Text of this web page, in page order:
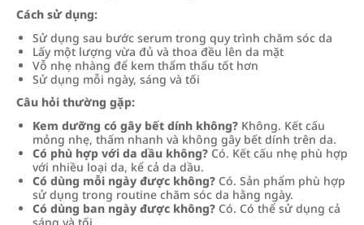
Cách sử dụng:
Sử dụng sau bước serum trong quy trình chăm sóc da
Lấy một lượng vừa đủ và thoa đều lên da mặt
Vỗ nhẹ nhàng để kem thẩm thấu tốt hơn
Sử dụng mỗi ngày, sáng và tối
Câu hỏi thường gặp:
Kem dưỡng có gây bết dính không? Không. Kết cấu
mỏng nhẹ, thấm nhanh và không gây bết dính trên da.
Có phù hợp với da dầu không? Có. Kết cấu nhẹ phù hợp
với nhiều loại da, kể cả da dầu.
Có dùng mỗi ngày được không? Có. Sản phẩm phù hợp
sử dụng trong routine chăm sóc da hằng ngày.
Có dùng ban ngày được không? Có. Có thể sử dụng cả